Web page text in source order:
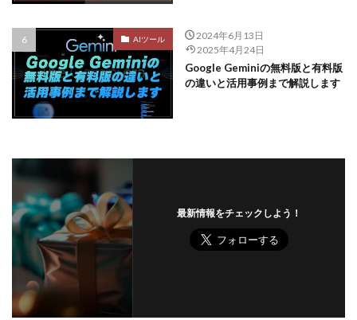
AIツール
2024年6月13日
2025年4月24日
Google Geminiの無料版と有料版
の違いと活用事例まで解説します
最新情報をチェックしよう！